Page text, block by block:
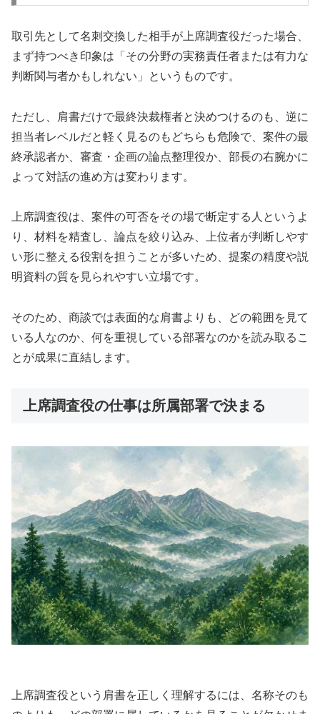
取引先として名刺交換した相手が上席調査役だった場合、
まず持つべき印象は「その分野の実務責任者または有力な
判断関与者かもしれない」というものです。
ただし、肩書だけで最終決裁権者と決めつけるのも、逆に
担当者レベルだと軽く見るのもどちらも危険で、案件の最
終承認者か、審査・企画の論点整理役か、部長の右腕かに
よって対話の進め方は変わります。
上席調査役は、案件の可否をその場で断定する人というよ
り、材料を精査し、論点を絞り込み、上位者が判断しやす
い形に整える役割を担うことが多いため、提案の精度や説
明資料の質を見られやすい立場です。
そのため、商談では表面的な肩書よりも、どの範囲を見て
いる人なのか、何を重視している部署なのかを読み取るこ
とが成果に直結します。
上席調査役の仕事は所属部署で決まる
上席調査役という肩書を正しく理解するには、名称そのも